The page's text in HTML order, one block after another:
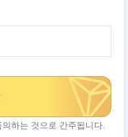
의하는 것으로 간주됩니다.